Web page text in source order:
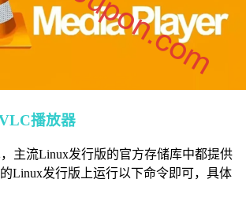
播放器
主流Linux发行版的官方存储库中都提供
Linux发行版上运行以下命令即可，具体